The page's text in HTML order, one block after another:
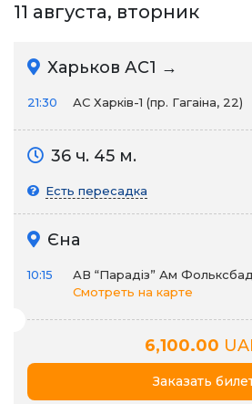
11 августа, вторник
Харьков АС1 →
21:30 АС Харків-1 (пр. Гагаіна, 22)
36 ч. 45 м.
Есть пересадка
Єна
10:15
АВ “Парадіз” Ам Фольксбад
Смотреть на карте
6,100.00
Заказать